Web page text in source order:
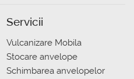
Servicii
Vulcanizare Mobila
Stocare anvelope
Schimbarea anvelopelor